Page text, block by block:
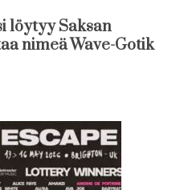
löytyy Saksan
nimeä Wave-Gotik